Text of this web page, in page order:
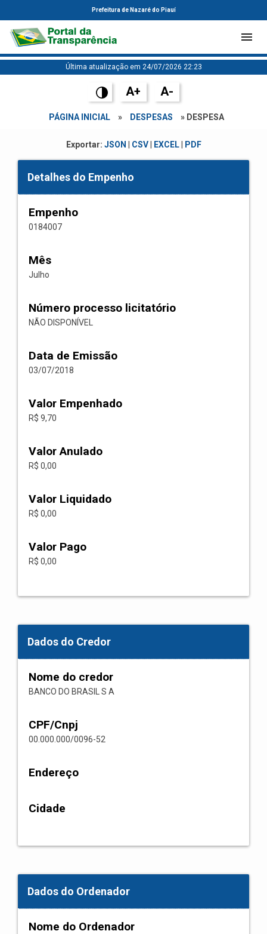
Prefeitura de Nazaré do Piauí
Última atualização em 24/07/2026 22:23
A+ A-
PÁGINA INICIAL » DESPESAS » DESPESA
Exportar: JSON CSV| EXCEL| PDF
Detalhes do Empenho
Empenho
0184007
Mês
Julho
Número processo licitatório
NÃO DISPONÍVEL
Data de Emissão
03/07/2018
Valor Empenhado
R$ 9,70
Valor Anulado
R$ 0,00
Valor Liquidado
R$ 0,00
Valor Pago
R$ 0,00
Dados do Credor
Nome do credor
BANCO DO BRASIL S A
CPF/Cnpj
00.000.000/0096-52
Endereço
Cidade
Dados do Ordenador
Nome do Ordenador